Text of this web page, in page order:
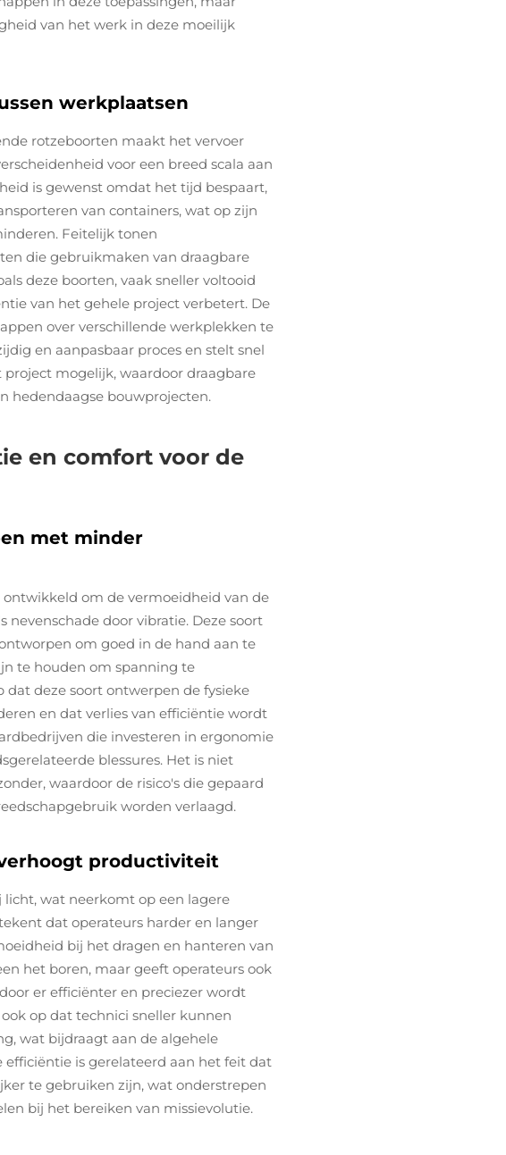
van het werk in deze moeilijk
werkplaatsen
rotzeboorten maakt het vervoer
voor een breed scala aan
is gewenst omdat het tijd bespaart,
van containers, wat op zijn
Feitelijk tonen
die gebruikmaken van draagbare
deze boorten, vaak sneller voltooid
van het gehele project verbetert. De
over verschillende werkplekken te
en aanpasbaar proces en stelt snel
mogelijk, waardoor draagbare
hedendaagse bouwprojecten.
en comfort voor de
met minder
om de vermoeidheid van de
nevenschade door vibratie. Deze soort
om goed in de hand aan te
te houden om spanning te
deze soort ontwerpen de fysieke
en dat verlies van efficiëntie wordt
die investeren in ergonomie
blessures. Het is niet
waardoor de risico's die gepaard
worden verlaagd.
productiviteit
wat neerkomt op een lagere
dat operateurs harder en langer
bij het dragen en hanteren van
het boren, maar geeft operateurs ook
er efficiënter en preciezer wordt
op dat technici sneller kunnen
wat bijdraagt aan de algehele
efficiëntie is gerelateerd aan het feit dat
te gebruiken zijn, wat onderstrepen
bij het bereiken van missievolutie.